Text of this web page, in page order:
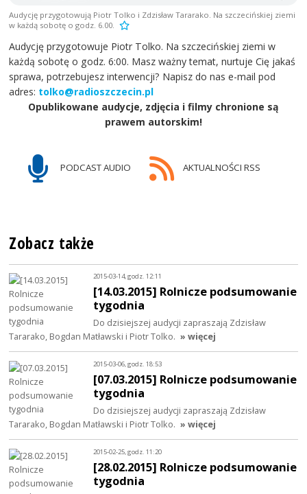
Audycję przygotowują Piotr Tolko i Zdzisław Tararako. Na szczecińskiej ziemi
w każdą sobotę o godz. 6.00.
Audycję przygotowuje Piotr Tolko. Na szczecińskiej ziemi w
każdą sobotę o godz. 6:00. Masz ważny temat, nurtuje Cię jakaś
sprawa, potrzebujesz interwencji? Napisz do nas e-mail pod
adres: tolko@radioszczecin.pl
Opublikowane audycje, zdjęcia i filmy chronione są
prawem autorskim!
PODCAST AUDIO AKTUALNOŚCI RSS
Zobacz także
2015-03-14, godz. 12:11
[14.03.2015] Rolnicze podsumowanie
tygodnia
Do dzisiejszej audycji zapraszają Zdzisław
Tararako, Bogdan Matławski i Piotr Tolko. » więcej
2015-03-06, godz. 18:53
[07.03.2015] Rolnicze podsumowanie
tygodnia
Do dzisiejszej audycji zapraszają Zdzisław
Tararako, Bogdan Matławski i Piotr Tolko. » więcej
2015-02-25, godz. 11:20
[28.02.2015] Rolnicze podsumowanie
tygodnia